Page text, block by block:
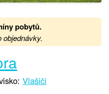
pobytů.
objednávky.
Vlašiči